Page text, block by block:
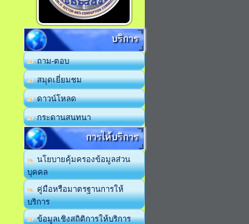
บริการ
ถาม-ตอบ
สมุดเยี่ยมชม
ดาวน์โหลด
กระดานสนทนา
การให้บริการ
นโยบายคุ้มครองข้อมูลส่วน
บุคคล
คู่มือหรือมาตรฐานการให้
บริการ
ข้อมูลเชิงสถิติการให้บริการ